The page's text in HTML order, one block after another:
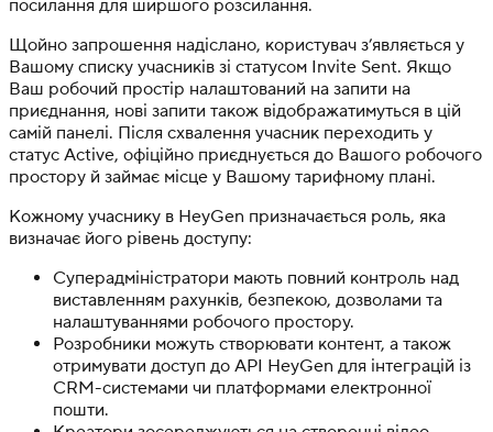
посилання для ширшого розсилання.
Щойно запрошення надіслано, користувач з’являється у
Вашому списку учасників зі статусом Invite Sent. Якщо
Ваш робочий простір налаштований на запити на
приєднання, нові запити також відображатимуться в цій
самій панелі. Після схвалення учасник переходить у
статус Active, офіційно приєднується до Вашого робочого
простору й займає місце у Вашому тарифному плані.
Кожному учаснику в HeyGen призначається роль, яка
визначає його рівень доступу:
Суперадміністратори мають повний контроль над
виставленням рахунків, безпекою, дозволами та
налаштуваннями робочого простору.
Розробники можуть створювати контент, а також
отримувати доступ до API HeyGen для інтеграцій із
CRM-системами чи платформами електронної
пошти.